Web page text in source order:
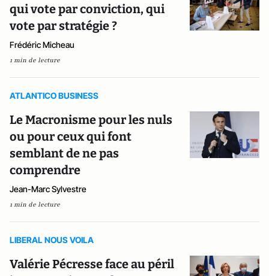
qui vote par conviction, qui
vote par stratégie ?
Frédéric Micheau
1 min de lecture
ATLANTICO BUSINESS
Le Macronisme pour les nuls
ou pour ceux qui font
semblant de ne pas
comprendre
Jean-Marc Sylvestre
1 min de lecture
LIBERAL NOUS VOILA
Valérie Pécresse face au péril